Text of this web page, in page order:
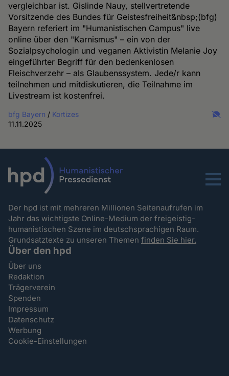
vergleichbar ist. Gislinde Nauy, stellvertretende
Vorsitzende des Bundes für Geistesfreiheit&nbsp;(bfg)
Bayern referiert im "Humanistischen Campus" live
online über den "Karnismus" – ein von der
Sozialpsychologin und veganen Aktivistin Melanie Joy
eingeführter Begriff für den bedenkenlosen
Fleischverzehr – als Glaubenssystem. Jede/r kann
teilnehmen und mitdiskutieren, die Teilnahme im
Livestream ist kostenfrei.
bfg Bayern / Kortizes
11.11.2025
Menu
Der hpd ist mit mehreren Millionen Seitenaufrufen im
Jahr das wichtigste Online-Medium der freigeistig-
humanistischen Szene im deutschsprachigen Raum.
Grundsatztexte zu unseren Themenfinden Sie hier.
Über den hpd
Über uns
Redaktion
Trägerverein
Spenden
Impressum
Datenschutz
Werbung
Cookie-Einstellungen